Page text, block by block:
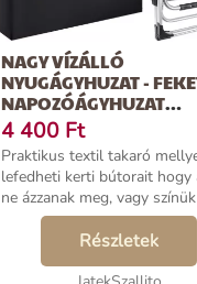
NAGY VÍZÁLLÓ
NYUGÁGYHUZAT -
NAPOZÓÁGYHUZAT
70X30X100CM (BB-
4 400 Ft
Praktikus textil takaró
lefedheti kerti bútorait hogy
ne ázzanak meg, vagy
fakuljon rohamosan az UV
sugárzás következtében .
vastag anyagból készült,
Részletek